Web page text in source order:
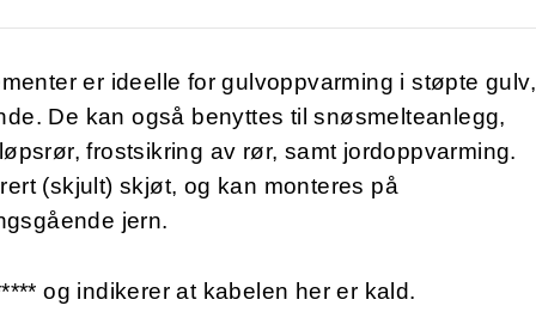
er ideelle for gulvoppvarming i støpte gulv,
De kan også benyttes til snøsmelteanlegg,
frostsikring av rør, samt jordoppvarming.
(skjult) skjøt, og kan monteres på
jern.
og indikerer at kabelen her er kald.